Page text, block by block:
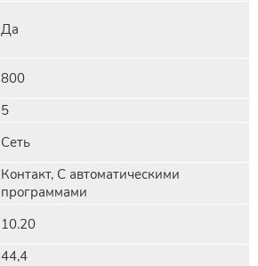
Да
800
5
Сеть
Контакт, С автоматическими
программами
10.20
44,4